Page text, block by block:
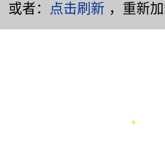
或者： 点击刷新 ，重新加